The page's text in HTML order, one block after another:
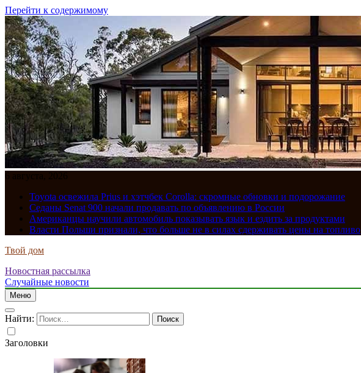
Перейти к содержимому
6 августа, 2026
Toyota освежила Prius и хэтчбек Corolla: скромные обновки и подорожание
Седаны Senat 900 начали продавать по объявлению в России
Американцы научили автомобиль показывать язык и ездить за продуктами
Власти Польши признали, что больше не в силах сдерживать цены на топливо
Твой дом
Новостная рассылка
Случайные новости
Меню
Найти:
Заголовки